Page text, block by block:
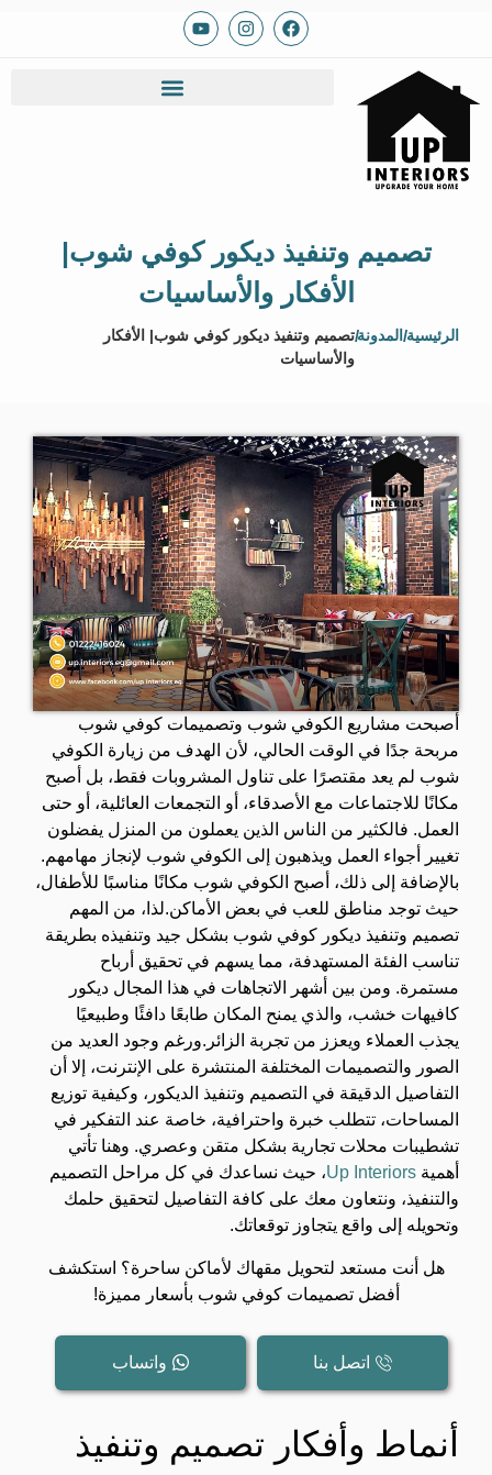
تصميم وتنفيذ ديكور كوفي شوب|
الأفكار والأساسيات
الرئيسية/المدونة/تصميم وتنفيذ ديكور كوفي شوب| الأفكار
والأساسيات
أصبحت مشاريع الكوفي شوب وتصميمات كوفي شوب
مربحة جدًا في الوقت الحالي، لأن الهدف من زيارة الكوفي
شوب لم يعد مقتصرًا على تناول المشروبات فقط، بل أصبح
مكانًا للاجتماعات مع الأصدقاء، أو التجمعات العائلية، أو حتى
العمل. فالكثير من الناس الذين يعملون من المنزل يفضلون
تغيير أجواء العمل ويذهبون إلى الكوفي شوب لإنجاز مهامهم.
بالإضافة إلى ذلك، أصبح الكوفي شوب مكانًا مناسبًا للأطفال،
حيث توجد مناطق للعب في بعض الأماكن.لذا، من المهم
تصميم وتنفيذ ديكور كوفي شوب بشكل جيد وتنفيذه بطريقة
تناسب الفئة المستهدفة، مما يسهم في تحقيق أرباح
مستمرة. ومن بين أشهر الاتجاهات في هذا المجال ديكور
كافيهات خشب، والذي يمنح المكان طابعًا دافئًا وطبيعيًا
يجذب العملاء ويعزز من تجربة الزائر.ورغم وجود العديد من
الصور والتصميمات المختلفة المنتشرة على الإنترنت، إلا أن
التفاصيل الدقيقة في التصميم وتنفيذ الديكور، وكيفية توزيع
المساحات، تتطلب خبرة واحترافية، خاصة عند التفكير في
تشطيبات محلات تجارية بشكل متقن وعصري. وهنا تأتي
أهمية Up Interiors، حيث نساعدك في كل مراحل التصميم
والتنفيذ، ونتعاون معك على كافة التفاصيل لتحقيق حلمك
وتحويله إلى واقع يتجاوز توقعاتك.
هل أنت مستعد لتحويل مقهاك لأماكن ساحرة؟ استكشف
أفضل تصميمات كوفي شوب بأسعار مميزة!
اتصل بنا واتساب
أنماط وأفكار تصميم وتنفيذ